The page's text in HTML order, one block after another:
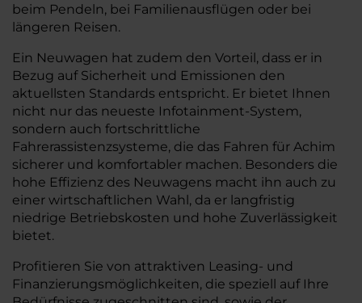
beim Pendeln, bei Familienausflügen oder bei
längeren Reisen.
Ein Neuwagen hat zudem den Vorteil, dass er in
Bezug auf Sicherheit und Emissionen den
aktuellsten Standards entspricht. Er bietet Ihnen
nicht nur das neueste Infotainment-System,
sondern auch fortschrittliche
Fahrerassistenzsysteme, die das Fahren für Achim
sicherer und komfortabler machen. Besonders die
hohe Effizienz des Neuwagens macht ihn auch zu
einer wirtschaftlichen Wahl, da er langfristig
niedrige Betriebskosten und hohe Zuverlässigkeit
bietet.
Profitieren Sie von attraktiven Leasing- und
Finanzierungsmöglichkeiten, die speziell auf Ihre